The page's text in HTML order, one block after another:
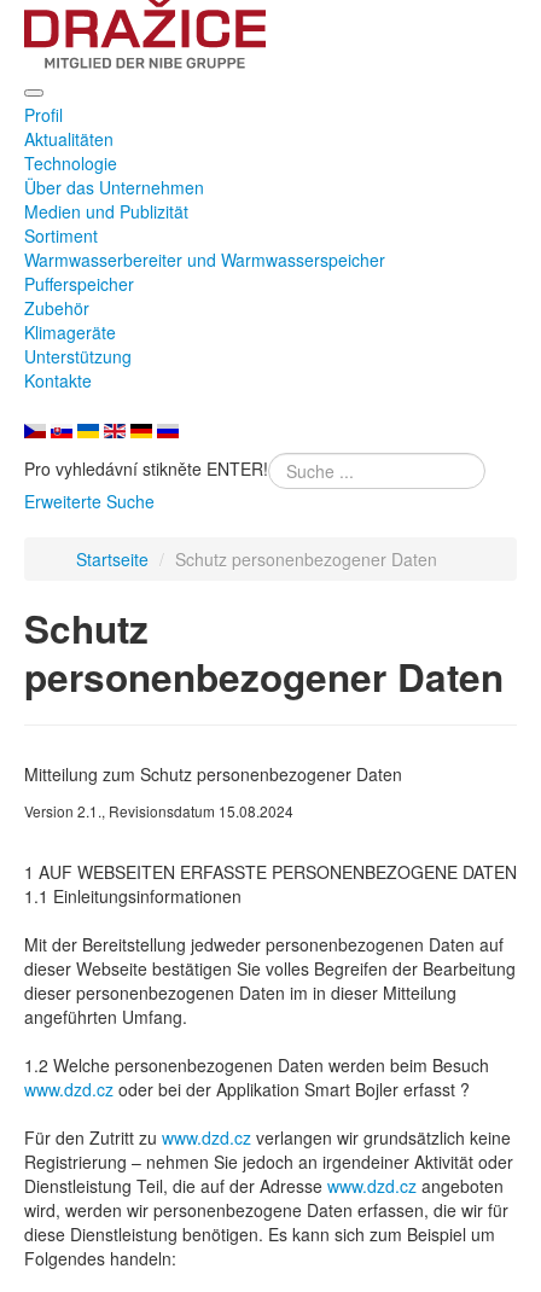
Profil
Aktualitäten
Technologie
Über das Unternehmen
Medien und Publizität
Sortiment
Warmwasserbereiter und Warmwasserspeicher
Pufferspeicher
Zubehör
Klimageräte
Unterstützung
Kontakte
Pro vyhledávní stikněte ENTER!
Erweiterte Suche
Startseite / Schutz personenbezogener Daten
Schutz
personenbezogener Daten
Mitteilung zum Schutz personenbezogener Daten
Version 2.1., Revisionsdatum 15.08.2024
1 AUF WEBSEITEN ERFASSTE PERSONENBEZOGENE DATEN
1.1 Einleitungsinformationen
Mit der Bereitstellung jedweder personenbezogenen Daten auf
dieser Webseite bestätigen Sie volles Begreifen der Bearbeitung
dieser personenbezogenen Daten im in dieser Mitteilung
angeführten Umfang.
1.2 Welche personenbezogenen Daten werden beim Besuch
www.dzd.cz oder bei der Applikation Smart Bojler erfasst ?
Für den Zutritt zu www.dzd.cz verlangen wir grundsätzlich keine
Registrierung – nehmen Sie jedoch an irgendeiner Aktivität oder
Dienstleistung Teil, die auf der Adresse www.dzd.cz angeboten
wird, werden wir personenbezogene Daten erfassen, die wir für
diese Dienstleistung benötigen. Es kann sich zum Beispiel um
Folgendes handeln: